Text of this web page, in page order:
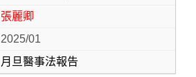
張麗卿
2025/01
月旦醫事法報告